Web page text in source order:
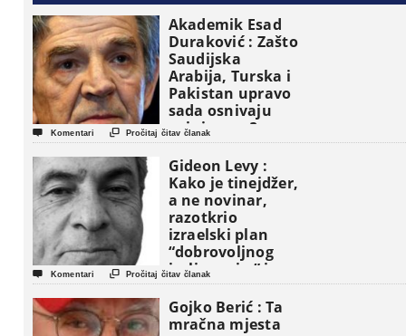
Akademik Esad
Duraković : Zašto
Saudijska
Arabija, Turska i
Pakistan upravo
sada osnivaju
vojni savez?
 Komentari  Pročitaj čitav članak
Gideon Levy :
Kako je tinejdžer,
a ne novinar,
razotkrio
izraelski plan
“dobrovoljnog
iseljavanja ” iz
Gaze
 Komentari  Pročitaj čitav članak
Gojko Berić : Ta
mračna mjesta